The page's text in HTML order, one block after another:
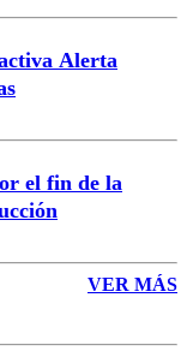
Alerta
el fin de la
VER MÁS